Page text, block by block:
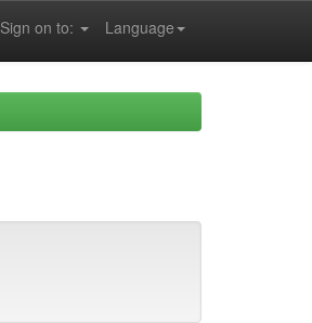
Language
Sign on to: